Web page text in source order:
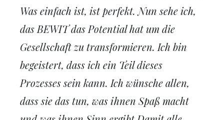
Was einfach ist, ist perfekt. Nun sehe ich,
das BEWIT das Potential hat um die
Gesellschaft zu transformieren. Ich bin
begeistert, dass ich ein Teil dieses
Prozesses sein kann. Ich wünsche allen,
dass sie das tun, was ihnen Spaß macht